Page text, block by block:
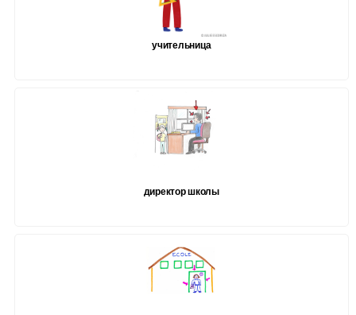
учительница
директор школы